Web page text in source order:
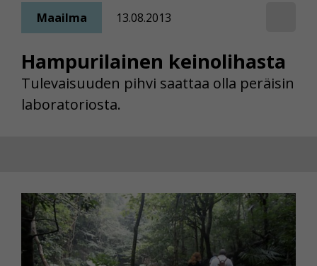
Hampurilainen keinolihasta
Maailma 13.08.2013
Tulevaisuuden pihvi saattaa olla peräisin
laboratoriosta.